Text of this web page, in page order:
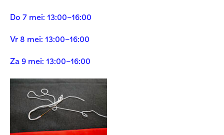
Do 7 mei: 13:00–16:00
Vr 8 mei: 13:00–16:00
Za 9 mei: 13:00–16:00